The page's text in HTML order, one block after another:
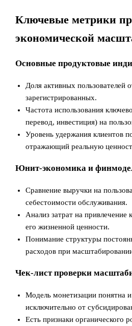
Ключевые метрики
экономической
Основные продуктовые
Доля активных пользователей
зарегистрированных.
Частота использования
перевод, инвестиция) на
Уровень удержания клиентов
отражающий реальную
Юнит-экономика и
Сравнение выручки на
себестоимости обслуживания.
Анализ затрат на привлечение
его жизненной ценности.
Понимание структуры
расходов при
Чек-лист проверки
Модель монетизации понятна и
исключительно от
Есть признаки органического